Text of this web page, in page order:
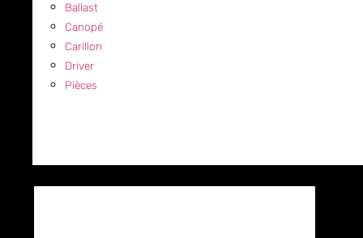
Ballast
Canopé
Carillon
Driver
Pièces